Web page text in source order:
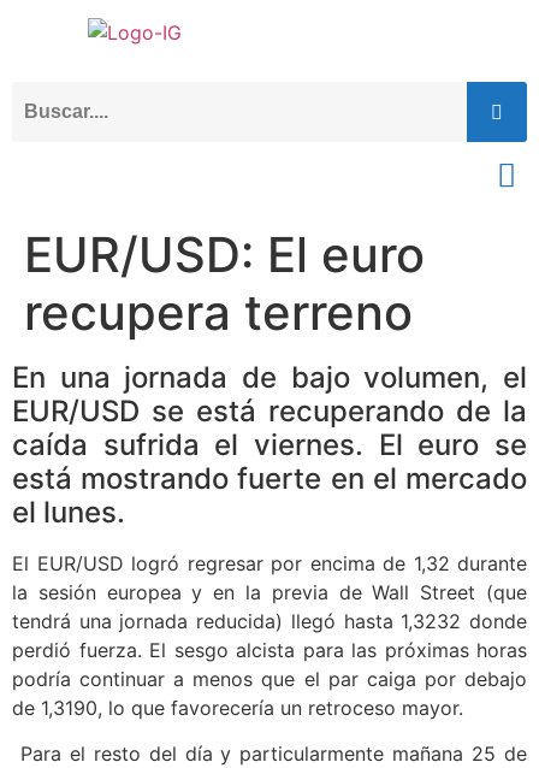
EUR/USD: El euro
recupera terreno
En una jornada de bajo volumen, el
EUR/USD se está recuperando de la
caída sufrida el viernes. El euro se
está mostrando fuerte en el mercado
el lunes.
El EUR/USD logró regresar por encima de 1,32 durante
la sesión europea y en la previa de Wall Street (que
tendrá una jornada reducida) llegó hasta 1,3232 donde
perdió fuerza. El sesgo alcista para las próximas horas
podría continuar a menos que el par caiga por debajo
de 1,3190, lo que favorecería un retroceso mayor.
Para el resto del día y particularmente mañana 25 de